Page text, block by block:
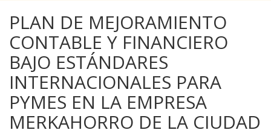
PLAN DE MEJORAMIENTO
CONTABLE Y FINANCIERO
BAJO ESTÁNDARES
INTERNACIONALES PARA
PYMES EN LA EMPRESA
MERKAHORRO DE LA CIUDAD